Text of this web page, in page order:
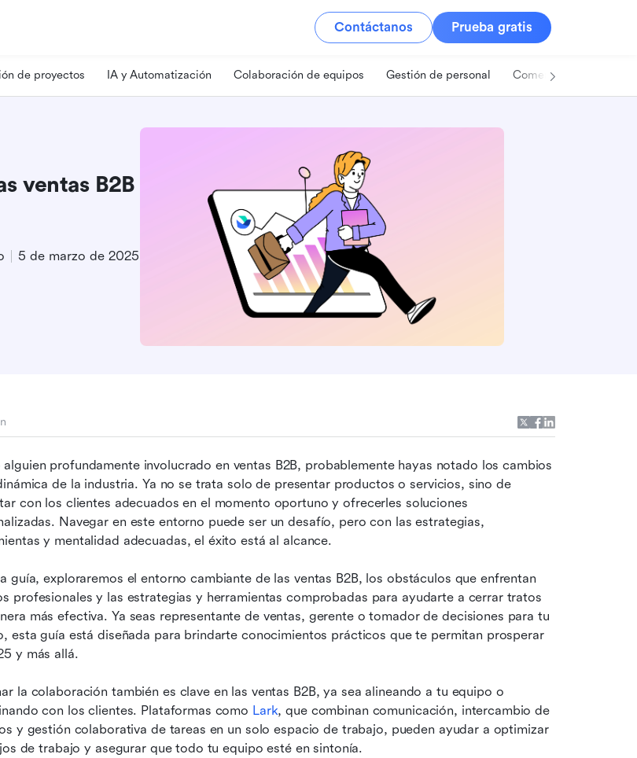
Contáctanos Prueba gratis
de proyectos IA y Automatización Colaboración de equipos Gestión de personal Comercio minorista
ventas B2B
5 de marzo de 2025
profundamente involucrado en ventas B2B, probablemente hayas notado los cambios
de la industria. Ya no se trata solo de presentar productos o servicios, sino de
con los clientes adecuados en el momento oportuno y ofrecerles soluciones
Navegar en este entorno puede ser un desafío, pero con las estrategias,
y mentalidad adecuadas, el éxito está al alcance.
guía, exploraremos el entorno cambiante de las ventas B2B, los obstáculos que enfrentan
profesionales y las estrategias y herramientas comprobadas para ayudarte a cerrar tratos
más efectiva. Ya seas representante de ventas, gerente o tomador de decisiones para tu
esta guía está diseñada para brindarte conocimientos prácticos que te permitan prosperar
y más allá.
la colaboración también es clave en las ventas B2B, ya sea alineando a tu equipo o
con los clientes. Plataformas como Lark, que combinan comunicación, intercambio de
y gestión colaborativa de tareas en un solo espacio de trabajo, pueden ayudar a optimizar
de trabajo y asegurar que todo tu equipo esté en sintonía.